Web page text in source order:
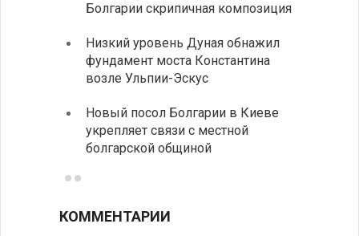
Болгарии скрипичная композиция
Низкий уровень Дуная обнажил
фундамент моста Константина
возле Ульпии-Эскус
Новый посол Болгарии в Киеве
укрепляет связи с местной
болгарской общиной
КОММЕНТАРИИ